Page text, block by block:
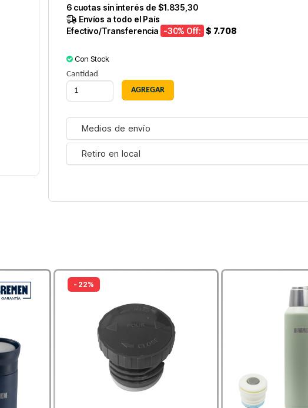
6cuotas sin interés de $1.835,30
Envíos a todo el País
Efectivo/Transferencia -30% Off: $ 7.708
Con Stock
Cantidad
Medios de envío
Retiro en local
- 22%